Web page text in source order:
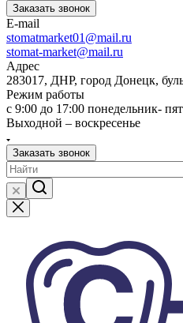
Заказать звонок
E-mail
stomatmarket01@mail.ru
stomat-market@mail.ru
Адрес
283017, ДНР, город Донецк,
Режим работы
с 9:00 до 17:00 понедельник-
Выходной – воскресенье
Заказать звонок